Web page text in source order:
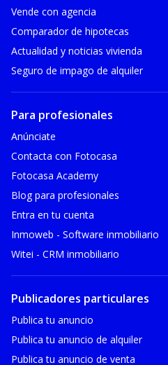
Vende con agencia
Comparador de hipotecas
Actualidad y noticias vivienda
Seguro de impago de alquiler
Para profesionales
Anúnciate
Contacta con Fotocasa
Fotocasa Academy
Blog para profesionales
Entra en tu cuenta
Inmoweb - Software inmobiliario
Witei - CRM inmobiliario
Publicadores particulares
Publica tu anuncio
Publica tu anuncio de alquiler
Publica tu anuncio de venta